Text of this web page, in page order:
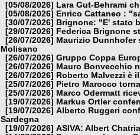
[05/08/2026]
Lara Gut-Behrami
[05/08/2026]
Enrico Cattaneo :
[30/07/2026]
Brignone: "E' stato
[29/07/2026]
Federica Brignone
[26/07/2026] Maurizio Dunnhofer
Molisano
[26/07/2026] Gruppo Coppa
[26/07/2026] Mauro Bonvecchio
[26/07/2026]
Roberto Malvezzi è
[25/07/2026]
Pietro Marocco
[25/07/2026] Marco Odermatt
[19/07/2026] Markus Ortler
[19/07/2026] Alberto Ruggeri
Sardegna
[19/07/2026] ASIVA: Albert